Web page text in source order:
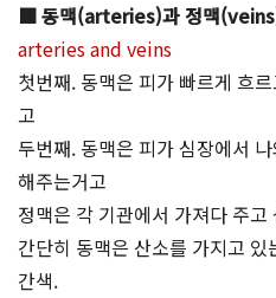
■ 동맥(arteries)과 정맥
arteries and veins
첫번째. 동맥은 피가 빠르게 흐
고
두번째. 동맥은 피가 심장에서
해주는거고
정맥은 각 기관에서 가져다 주
간단히 동맥은 산소를 가지고
간색.